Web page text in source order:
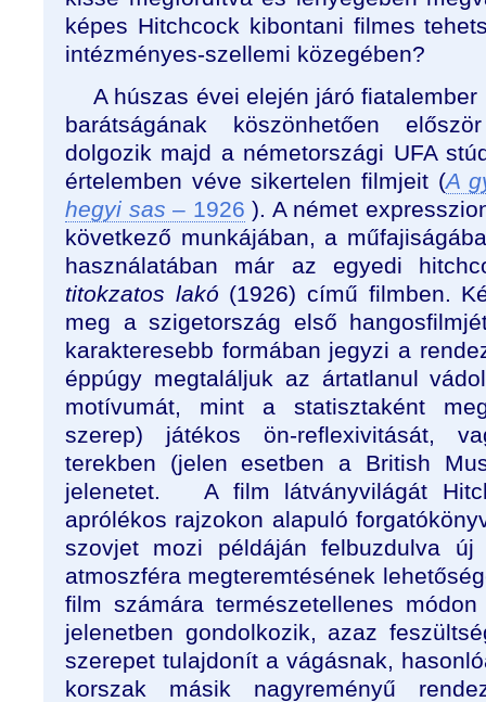
képes Hitchcock kibontani filmes
intézményes-szellemi közegében?
A húszas évei elején járó
barátságának köszönhetően
dolgozik majd a németországi UFA
értelemben véve sikertelen filmjeit (A
hegyi sas – 1926 ). A német
következő munkájában, a
használatában már az egyedi
titokzatos lakó (1926) című filmben.
meg a szigetország első
karakteresebb formában jegyzi a
éppúgy megtaláljuk az ártatlanul
motívumát, mint a statisztaként
szerep) játékos ön-reflexivitását,
terekben (jelen esetben a British
jelenetet.
A film látványvilágát
aprólékos rajzokon alapuló
szovjet mozi példáján felbuzdulva
atmoszféra megteremtésének
film számára természetellenes
jelenetben gondolkozik, azaz
szerepet tulajdonít a vágásnak,
korszak másik nagyreményű